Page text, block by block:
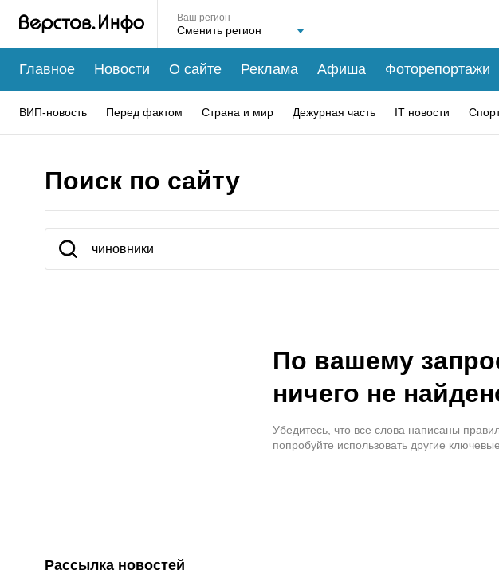
Ваш регион
Главное Новости О сайте Реклама Афиша Фоторепортажи
ВИП-новость Перед фактом Страна и мир Дежурная часть IT новости
Поиск по сайту
По вашему
ничего не
Убедитесь, что все слова написаны
попробуйте использовать другие
Рассылка новостей